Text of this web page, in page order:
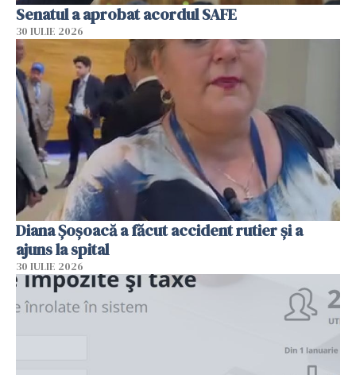
Senatul a aprobat acordul SAFE
30 IULIE 2026
Diana Șoșoacă a făcut accident rutier și a
ajuns la spital
30 IULIE 2026